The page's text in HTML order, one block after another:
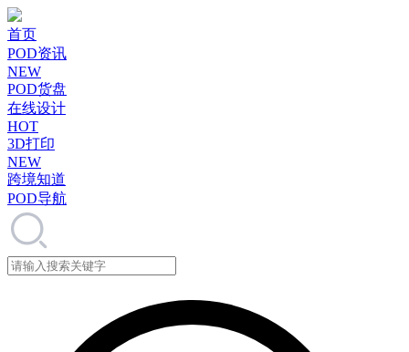
首页
POD资讯
NEW
POD货盘
在线设计
HOT
3D打印
NEW
跨境知道
POD导航